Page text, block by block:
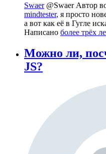
Swaer @Swaer Автор
mindtester, я просто
а вот как её в Гугле
Написано более трёх
Можно ли,
JS?